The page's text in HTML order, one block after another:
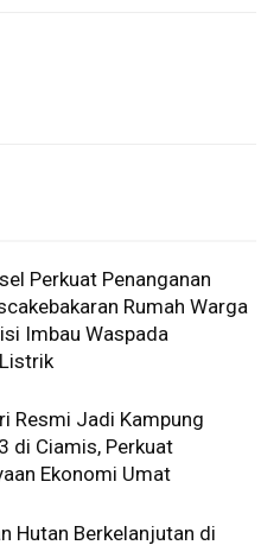
Perkuat Penanganan
Rumah Warga
Imbau Waspada
Resmi Jadi Kampung
di Ciamis, Perkuat
Ekonomi Umat
Hutan Berkelanjutan di